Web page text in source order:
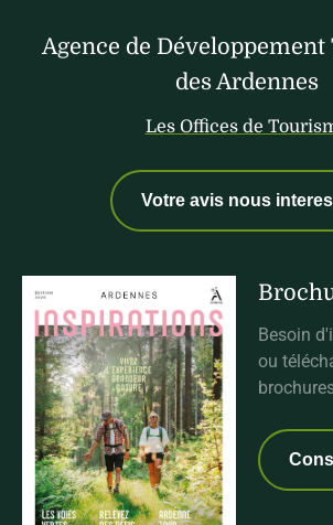
Agence de
des Ardennes
Les Offices de
Votre avis nous
Besoin
ou